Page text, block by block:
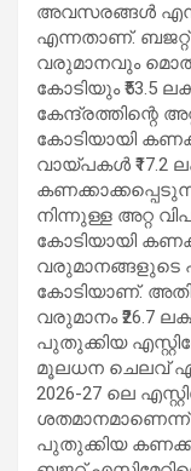
അവസരങ്ങൾ
എന്നതാണ്. ബജറ്റ്
വരുമാനവും
കോടിയും ₹53.5
കേന്ദ്രത്തിന്റെ
കോടിയായി
വായ്പകൾ ₹17.2
നിന്നുള്ള അറ്റ
കോടിയായി
വരുമാനങ്ങളുടെ
കോടിയാണ്.
വരുമാനം ₹26.7
പുതുക്കിയ
മൂലധന ചെലവ്
2026-27 ലെ
ശതമാനമാണെന്ന്
പുതുക്കിയ കണക്ക്